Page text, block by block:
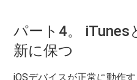
パート4。 iTunes
新に保つ
iOSデバイスが正常に動作